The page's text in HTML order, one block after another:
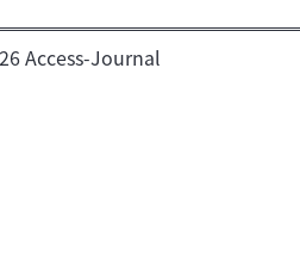
Access-Journal